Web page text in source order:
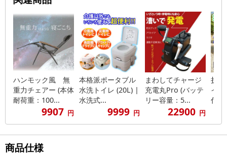
ハンモック風 無
重力チェアー (本体
耐荷重：100...
9907 円
本格派ポータブル
水洗トイレ (20L) |
水洗式...
9999 円
まわしてチャージ
充電丸Pro (バッテ
リー容量：5...
22900 円
折り
イ
付き
商品仕様